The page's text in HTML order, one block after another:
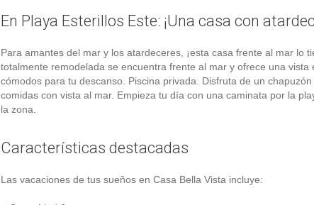
En Playa Esterillos Este: ¡Una casa con
Para amantes del mar y los atardeceres, ¡esta casa frente al mar lo
totalmente remodelada se encuentra frente al mar y ofrece una
cómodos para tu descanso. Piscina privada. Disfruta de un
comidas con vista al mar. Empieza tu día con una caminata por la
la zona.
Características destacadas
Las vacaciones de tus sueños en Casa Bella Vista incluye: